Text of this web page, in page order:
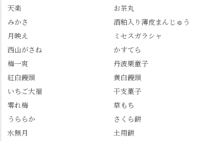
を実施中。期限は
7/26（日）。但し、「み
ゼリーは生の写真を撮
りたかったのですが、
崩れてしまいました。
リ会員の登録はほんと
うにおすすめ。ポイン
瑞々しい花がたくさん
✨ちょうどこの日から
始まった「あじさい供
養」で、池に浮かぶあ
じさいにも出会えるか
も。 天然記念物の「遊
龍の松」は、地を這う
ように伸びる主幹がま
える迫力！そして桂昌
院お手植えと伝わる樹
天楽
お茶丸
みかさ
酒粕入り薄皮まんじゅう
月映え
ミセスガラシャ
西山がさね
かすてら
梅一爽
丹波栗童子
紅白饅頭
黄白饅頭
いちご大福
干支菓子
零れ梅
草もち
うららか
さくら餅
水無月
土用餅